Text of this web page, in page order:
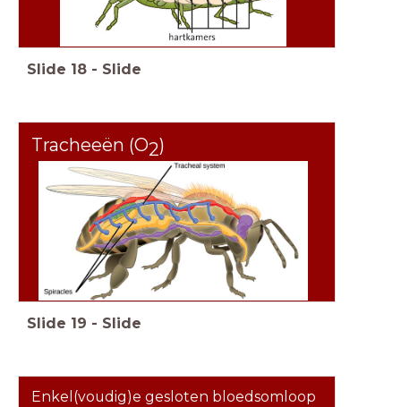
Slide 18 - Slide
Tracheeën (O2)
Slide 19 - Slide
Enkel(voudig)e gesloten bloedsomloop